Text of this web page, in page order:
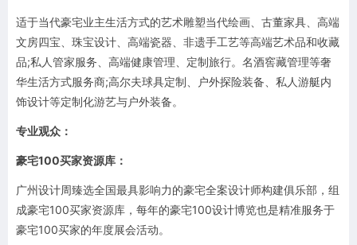
适于当代豪宅业主生活方式的艺术雕塑当代绘画、古董家具、高端
文房四宝、珠宝设计、高端瓷器、非遗手工艺等高端艺术品和收藏
品;私人管家服务、高端健康管理、定制旅行。名酒窖藏管理等奢
华生活方式服务商;高尔夫球具定制、户外探险装备、私人游艇内
饰设计等定制化游艺与户外装备。
专业观众：
豪宅100买家资源库：
广州设计周臻选全国最具影响力的豪宅全案设计师构建俱乐部，组
成豪宅100买家资源库，每年的豪宅100设计博览也是精准服务于
豪宅100买家的年度展会活动。